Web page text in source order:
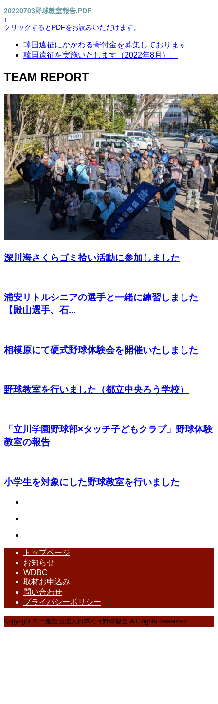
20220703野球教室報告.PDF
↑ ↑ ↑
クリックするとPDFをお読みいただけます。
韓国遠征にかかわる寄付金を募集しております
韓国遠征を実施いたします（2022年8月）。
TEAM REPORT
深川海さくらゴミ拾い活動に参加しました
浦安リトルシニアの選手と一緒に練習しました
【殿山選手、石...
相模原にて硬式野球体験会を開催いたしました
野球教室を行いました（都立中央ろう学校）
「立川学園野球部×タッチ子どもクラブ」野球体験
教室の報告
小学生を対象にした野球教室を行いました
トップページ
お知らせ
WDBC
取材お申込み
問い合わせ
プライバシーポリシー
Copyright © 一般社団法人日本ろう野球協会 All Rights Reserved.